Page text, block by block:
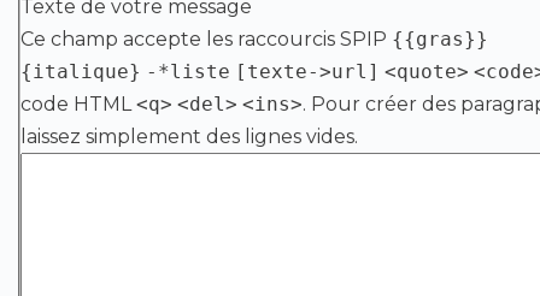
Texte de votre message
Ce champ accepte les raccourcis SPIP {{gras}}
{italique} -*liste [texte->url] <quote>
code HTML<q> <del> <ins>. Pour créer des
laissez simplement des lignes vides.